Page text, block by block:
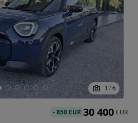
1 / 6
-850 EUR 30 400 EUR